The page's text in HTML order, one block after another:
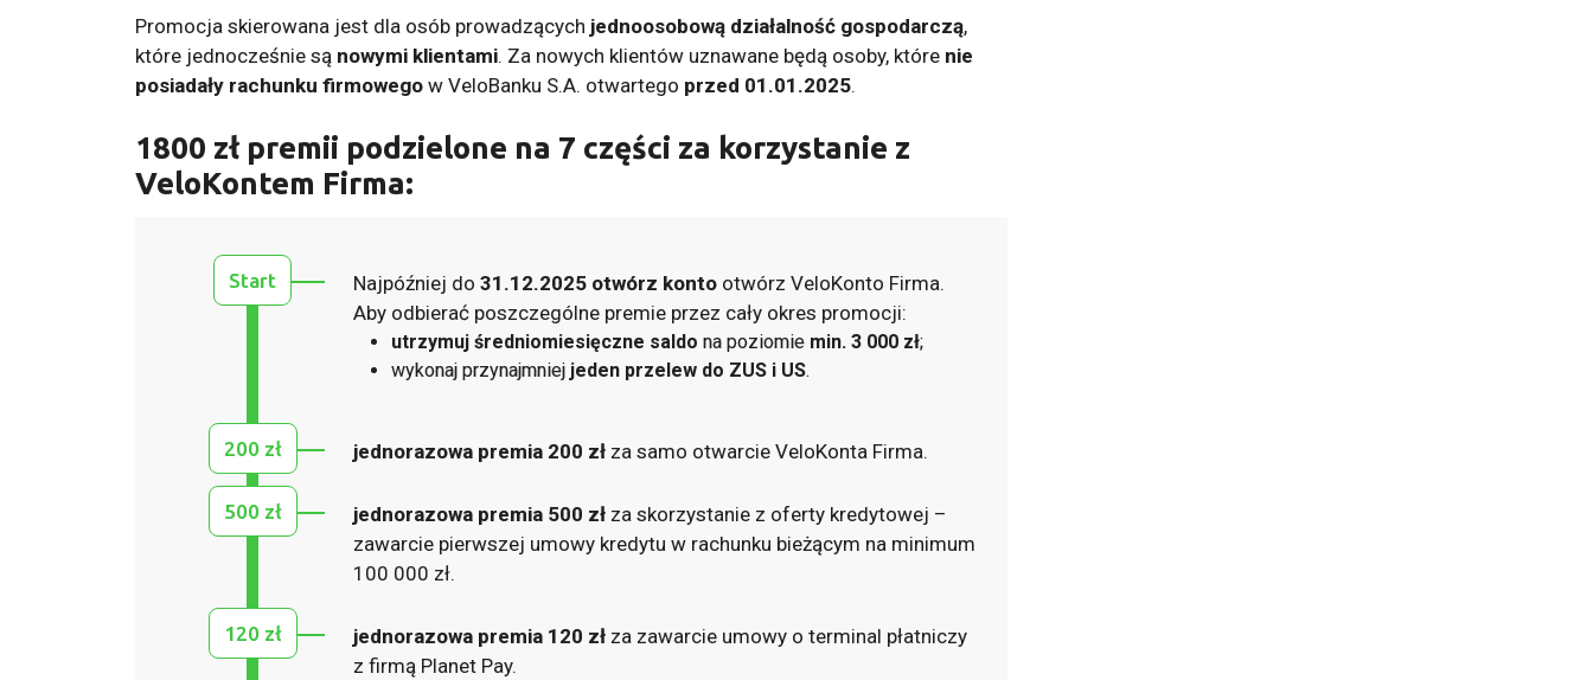
Promocja skierowana jest dla osób prowadzących jednoosobową działalność gospodarczą,
które jednocześnie są nowymi klientami. Za nowych klientów uznawane będą osoby, które nie
posiadały rachunku firmowego w VeloBanku S.A. otwartego przed 01.01.2025.
1800 zł premii podzielone na 7 części za korzystanie z
VeloKontem Firma:
Start Najpóźniej do 31.12.2025 otwórz konto otwórz VeloKonto Firma.
Aby odbierać poszczególne premie przez cały okres promocji:
utrzymuj średniomiesięczne saldo na poziomie min. 3 000 zł;
wykonaj przynajmniej jeden przelew do ZUS i US.
200 zł jednorazowa premia 200 zł za samo otwarcie VeloKonta Firma.
500 zł jednorazowa premia 500 zł za skorzystanie z oferty kredytowej –
zawarcie pierwszej umowy kredytu w rachunku bieżącym na minimum
100 000 zł.
120 zł jednorazowa premia 120 zł za zawarcie umowy o terminal płatniczy
z firmą Planet Pay.